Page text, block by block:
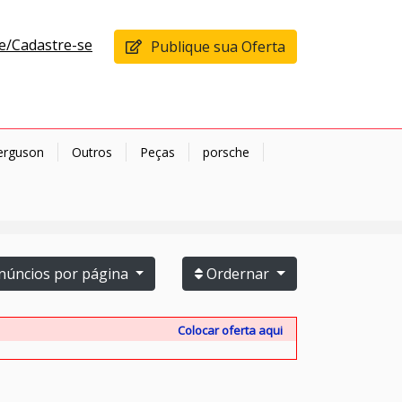
Cadastre-se Publique sua Oferta
Outros Peças porsche
Ordernar
por página
Colocar oferta aqui